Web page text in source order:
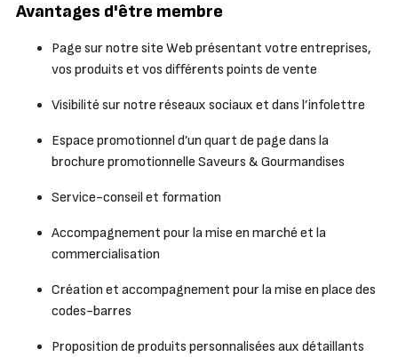
Avantages d'être membre
Page sur notre site Web présentant votre entreprises,
vos produits et vos différents points de vente
Visibilité sur notre réseaux sociaux et dans l’infolettre
Espace promotionnel d’un quart de page dans la
brochure promotionnelle Saveurs & Gourmandises
Service-conseil et formation
Accompagnement pour la mise en marché et la
commercialisation
Création et accompagnement pour la mise en place des
codes-barres
Proposition de produits personnalisées aux détaillants